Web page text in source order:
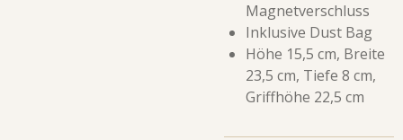
Magnetverschluss
Inklusive Dust Bag
Höhe 15,5 cm, Breite
23,5 cm, Tiefe 8 cm,
Griffhöhe 22,5 cm